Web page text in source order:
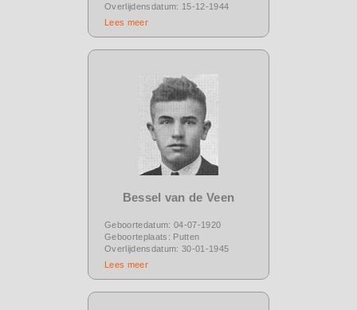
Overlijdensdatum: 15-12-1944
Lees meer
Bessel van de Veen
Geboortedatum: 04-07-1920
Geboorteplaats: Putten
Overlijdensdatum: 30-01-1945
Lees meer